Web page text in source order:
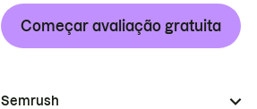
Começar avaliação gratuita
Semrush